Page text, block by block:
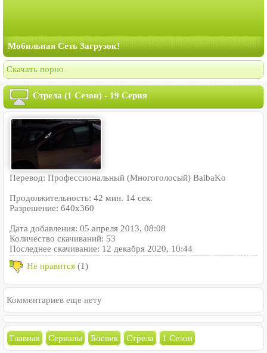
Мобильная Сеть Загрузок!
Скачать порно
Стрела (1 Сезон) - 19 Серия
Перевод: Профессиональный (Многоголосый) BaibaKo
Продолжительность: 42 мин. 14 сек.
Разрешение: 640x360
Дата добавления: 05 апреля 2013, 08:08
Количество скачиваний: 53
Последнее скачивание: 12 декабря 2020, 10:44
Не нравится (1)
Комментариев еще нету
Главная Сериалы Боевик Стрела 1 Сезон